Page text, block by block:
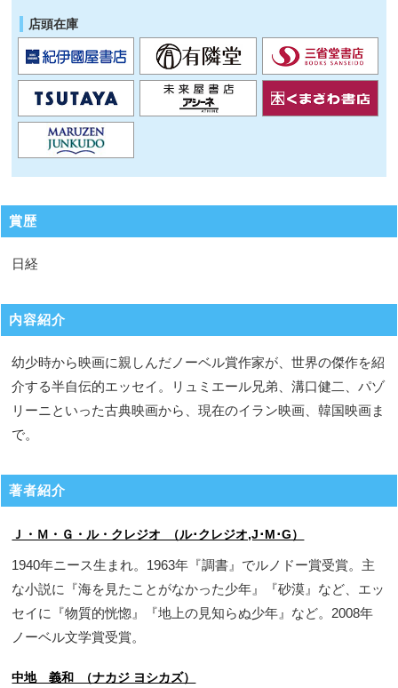
店頭在庫
賞歴
日経
内容紹介
幼少時から映画に親しんだノーベル賞作家が、世界の傑作を紹
介する半自伝的エッセイ。リュミエール兄弟、溝口健二、パゾ
リーニといった古典映画から、現在のイラン映画、韓国映画ま
で。
著者紹介
Ｊ・Ｍ・Ｇ・ル・クレジオ （ル･クレジオ,J･M･G）
1940年ニース生まれ。1963年『調書』でルノドー賞受賞。主
な小説に『海を見たことがなかった少年』『砂漠』など、エッ
セイに『物質的恍惚』『地上の見知らぬ少年』など。2008年
ノーベル文学賞受賞。
中地 義和 （ナカジ ヨシカズ）